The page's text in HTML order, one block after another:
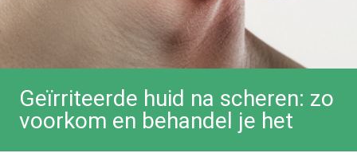
Geïrriteerde huid na scheren: zo
voorkom en behandel je het